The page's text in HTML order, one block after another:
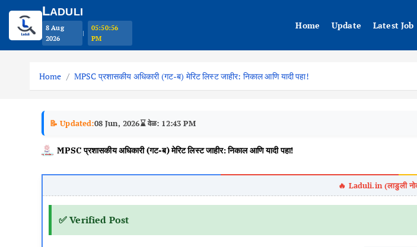
Home MPSC प्रशासकीय अधिकारी (गट-ब) मेरिट लिस्ट जाहीर: निकाल आणि यादी पहा!
📝 Updated:08 Jun, 2026⌛ वेळ: 12:43 PM
MPSC प्रशासकीय अधिकारी (गट-ब) मेरिट लिस्ट जाहीर: निकाल आणि यादी पहा!
✅ Verified Post
LADULI
8 Aug
2026
|
05:50:57
PM
Home Update Latest Job